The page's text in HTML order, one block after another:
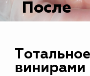
После
винирами